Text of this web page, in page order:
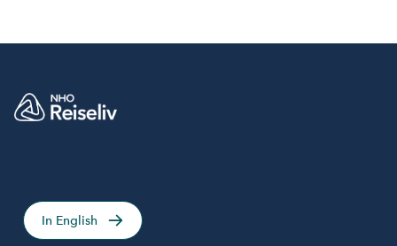
In English